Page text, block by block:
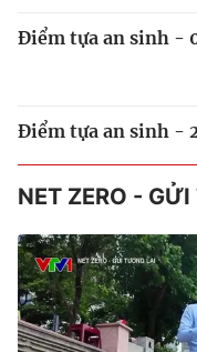
Điểm tựa an sinh -
Điểm tựa an sinh -
NET ZERO -